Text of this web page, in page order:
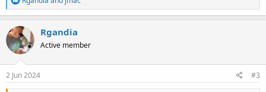
e
a
c
t
i
o
n
s
Rgandia
Active member
2 Jun 2024 #3